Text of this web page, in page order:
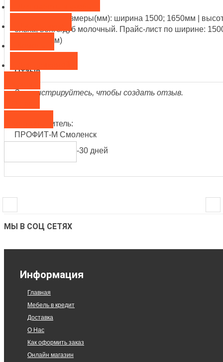
Габаритные размеры(мм): ширина 1500; 1650мм |
ольха, венге/дуб молочный. Прайс-лист по ширине:
(С зеркалом)
Отзыв
Зарегистрируйтесь, чтобы создать отзыв.
Производитель:
ПРОФИТ-М Смоленск
Срок поставки: 4-30 дней
МЫ В СОЦ СЕТЯХ
Информация
Главная
Мебель в кредит
Доставка
О Нас
Как оформить заказ
Онлайн магазин